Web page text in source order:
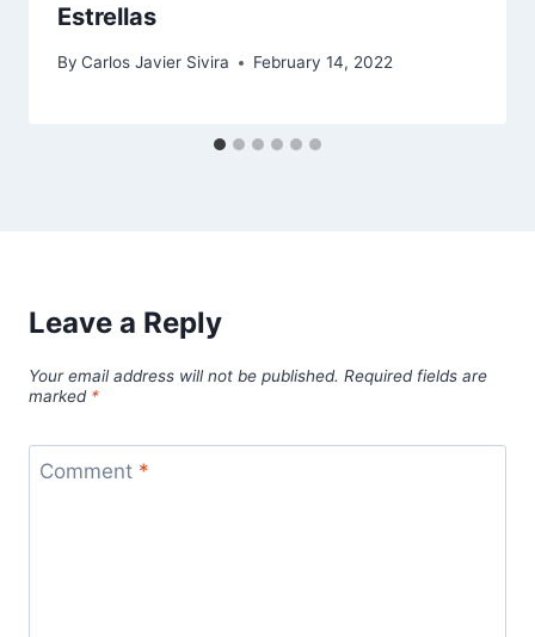
Estrellas
By Carlos Javier Sivira February 14, 2022
Leave a Reply
Your email address will not be published. Required fields are
marked *
Comment *